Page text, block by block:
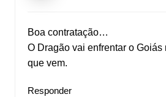
Boa contratação…
O Dragão vai enfrentar o Goiás
que vem.
Responder